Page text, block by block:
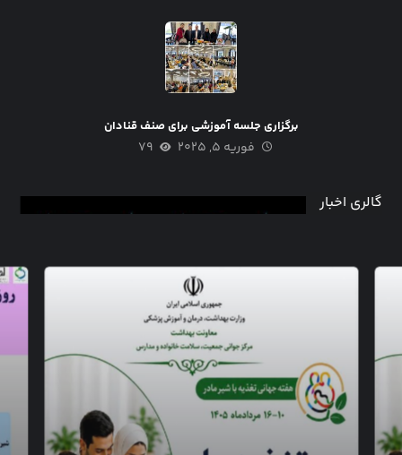
برگزاری جلسه آموزشی برای صنف قنادان
فوریه ۵, ۲۰۲۵ ۷۹
گالری اخبار